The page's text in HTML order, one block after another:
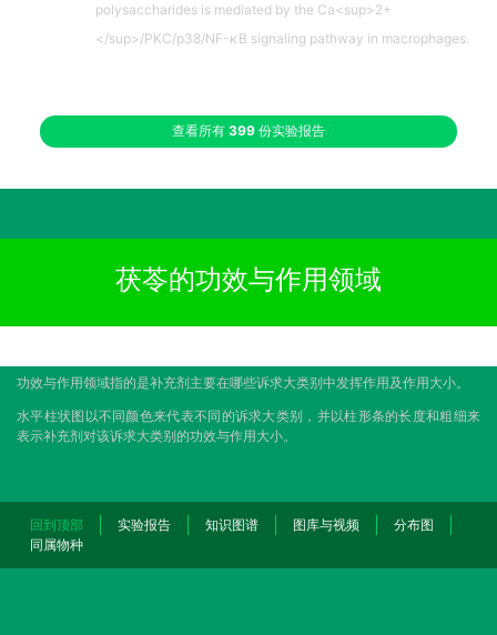
polysaccharides is mediated by the Ca<sup>2+
</sup>/PKC/p38/NF-κB signaling pathway in macrophages.
查看所有 399 份实验报告
茯苓的功效与作用领域
功效与作用领域指的是补充剂主要在哪些诉求大类别中发挥作用及作用大小。
水平柱状图以不同颜色来代表不同的诉求大类别，并以柱形条的长度和粗细来
表示补充剂对该诉求大类别的功效与作用大小。
回到顶部 实验报告 知识图谱 图库与视频
分布图
同属物种